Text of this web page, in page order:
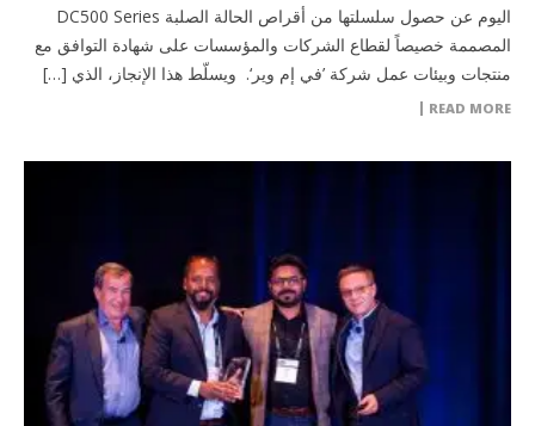
اليوم عن حصول سلسلتها من أقراص الحالة الصلبة DC500 Series
المصممة خصيصاً لقطاع الشركات والمؤسسات على شهادة التوافق مع
منتجات وبيئات عمل شركة ’في إم وير‘. ويسلّط هذا الإنجاز، الذي […]
READ MORE